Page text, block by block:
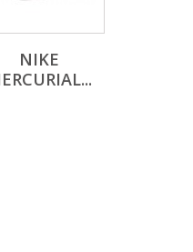
NIKE